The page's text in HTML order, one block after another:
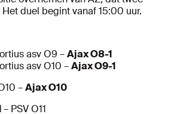
duel begint vanaf 15:00 uur.
asv O9 –Ajax O8-1
asv O10 –Ajax O9-1
–Ajax O10
– PSV O11